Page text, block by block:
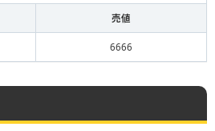
売値
6666